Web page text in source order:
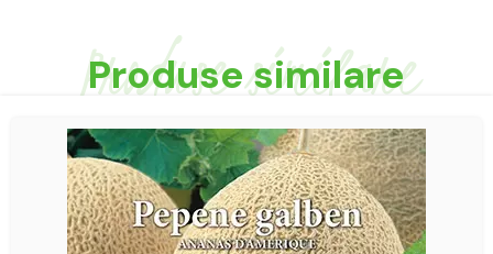
Produse similare
Produse similare